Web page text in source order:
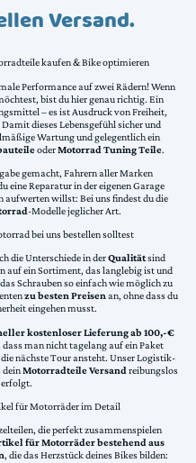
Versand.
kaufen & Bike optimieren
Performance auf zwei Rädern! Wenn
bist du hier genau richtig. Ein
– es ist Ausdruck von Freiheit,
dieses Lebensgefühl sicher und
Wartung und gelegentlich ein
oderMotorrad Tuning Teile.
gemacht, Fahrern aller Marken
eine Reparatur in der eigenen Garage
aufwerten willst: Bei uns findest du die
-Modelle jeglicher Art.
bei uns bestellen solltest
die Unterschiede in derQualitätsind
auf ein Sortiment, das langlebig ist und
Schrauben so einfach wie möglich zu
zu besten Preisenan, ohne dass du
eingehen musst.
kostenloser Lieferung ab 100,-€
dass man nicht tagelang auf ein Paket
nächste Tour ansteht. Unser Logistik-
deinMotorradteile Versand reibungslos
für Motorräder im Detail
die perfekt zusammenspielen
für Motorräder bestehend aus
, die das Herzstück deines Bikes bilden: